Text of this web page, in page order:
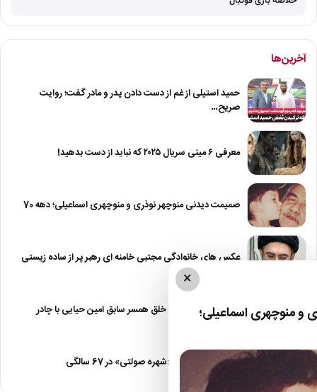
آخرین‌ها
حمید استیلی از غم از دست دادن پدر و مادر گفت؛ روایت
صریح…
معرفی ۶ مینی سریال ۲۰۲۵ که نباید از دست بدهید!
صمیمت دیدنی منوچهر نوذری و منوچهری اسماعیلی؛ دهه 70
عکس های خانوادگی مجتبی خامنه ای رهبر پر از ساده زیستی
عکس| نیلوفر خوش خلق همسر سابق امین حیایی با چادر
عکس| تغییر چهره «شهره صولتی» در 67 سالگی
×
منوچهری اسماعیلی؛